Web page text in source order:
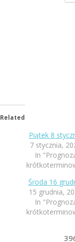
Related
Piątek 8
7 stycznia,
In
Środa 16
15 grudnia,
In